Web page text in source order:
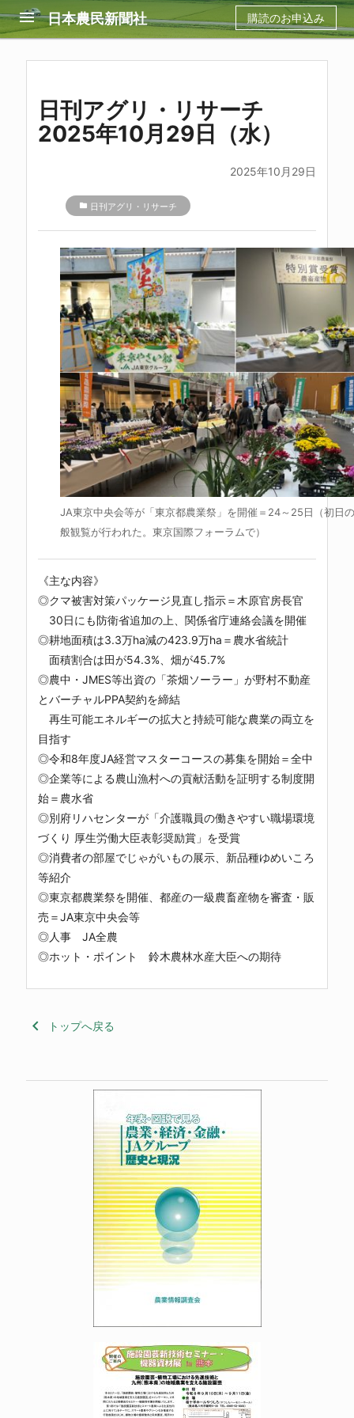
menu 日本農民新聞社 購読のお申込み
日刊アグリ・リサーチ
2025年10月29日（水）
2025年10月29日
folder 日刊アグリ・リサーチ
JA東京中央会等が「東京都農業祭」を開催＝24～25日（初日
般観覧が行われた。東京国際フォーラムで）
《主な内容》
◎クマ被害対策パッケージ見直し指示＝木原官房長官
30日にも防衛省追加の上、関係省庁連絡会議を開催
◎耕地面積は3.3万ha減の423.9万ha＝農水省統計
面積割合は田が54.3%、畑が45.7%
◎農中・JMES等出資の「茶畑ソーラー」が野村不動産
とバーチャルPPA契約を締結
再生可能エネルギーの拡大と持続可能な農業の両立を
目指す
◎令和8年度JA経営マスターコースの募集を開始＝全中
◎企業等による農山漁村への貢献活動を証明する制度開
始＝農水省
◎別府リハセンターが「介護職員の働きやすい職場環境
づくり 厚生労働大臣表彰奨励賞」を受賞
◎消費者の部屋でじゃがいもの展示、新品種ゆめいころ
等紹介
◎東京都農業祭を開催、都産の一級農畜産物を審査・販
売＝JA東京中央会等
◎人事 JA全農
◎ホット・ポイント 鈴木農林水産大臣への期待
keyboard_arrow_left トップへ戻る